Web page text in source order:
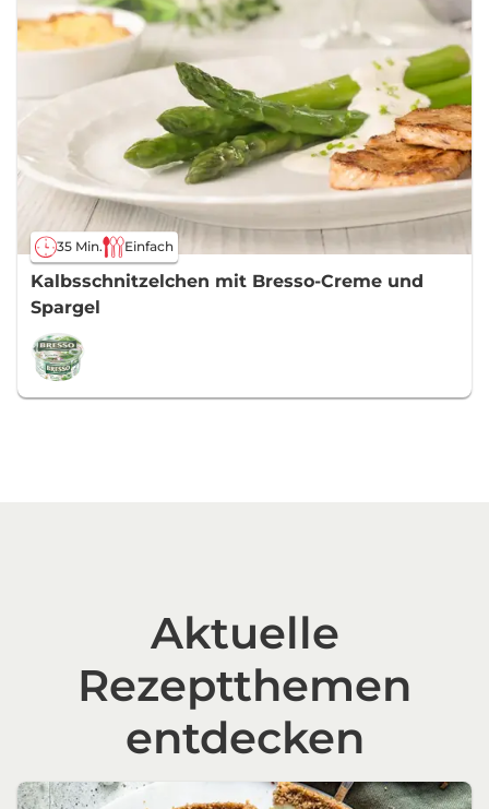
35 Min. Einfach
Kalbsschnitzelchen mit Bresso-Creme und
Spargel
Aktuelle
Rezeptthemen
entdecken